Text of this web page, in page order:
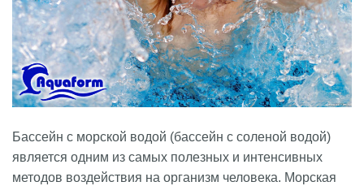
Бассейн с морской водой (бассейн с соленой водой)
является одним из самых полезных и интенсивных
методов воздействия на организм человека. Морская